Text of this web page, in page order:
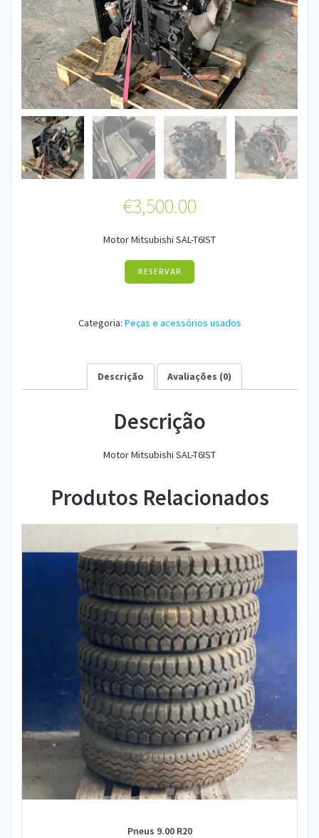
€3,500.00
Motor Mitsubishi SAL-T6IST
RESERVAR
Categoria: Peças e acessórios usados
Descrição Avaliações (0)
Descrição
Motor Mitsubishi SAL-T6IST
Produtos Relacionados
Pneus 9.00 R20